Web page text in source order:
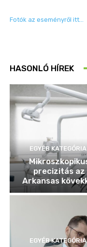
Fotók az eseményről itt…
HASONLÓ HÍREK
EGYÉB KATEGÓRIA
precizitás az
Arkansas
EGYÉB KATEGÓRIA